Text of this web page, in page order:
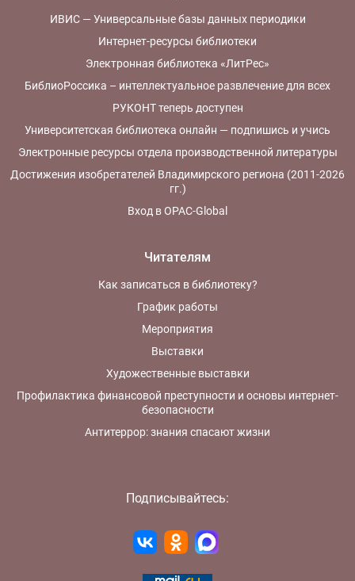
ИВИС — Универсальные базы данных периодики
Интернет-ресурсы библиотеки
Электронная библиотека «ЛитРес»
БиблиоРоссика – интеллектуальное развлечение для всех
РУКОНТ теперь доступен
Университетская библиотека онлайн — подпишись и учись
Электронные ресурсы отдела производственной литературы
Достижения изобретателей Владимирского региона (2011-2026
гг.)
Вход в OPAC-Global
Читателям
Как записаться в библиотеку?
График работы
Мероприятия
Выставки
Художественные выставки
Профилактика финансовой преступности и основы интернет-
безопасности
Антитеррор: знания спасают жизни
Подписывайтесь: